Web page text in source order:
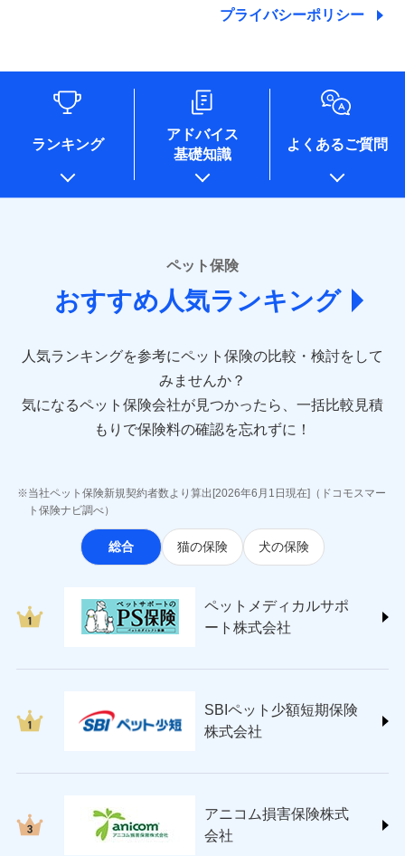
た維持管理等の委託業務遂行のため、またそれらに付帯、関
各種セミナーの開催のため
コンサルティングサービスの実施のため
アンケートやキャンペーン等の実施のため
上記に係る案内・手続き・管理等付帯業務を行うため
* 当社が委託を受けている保険会社の情報は、保険会社
あいおいニッセイ同和損害保険株式会社
(https://www.aioinissaydowa.co.jp/)
アクサ損害保険株式会社 (https://www.axa-
アニコム損害保険株式会社 (https://www.anicom-
東京海上ダイレクト損害保険株式会社
(https://www.e-design.net/)
AIG損害保険株式会社
(https://www.sbisonpo.co.jp/)
ジェイアイ傷害火災保険株式会社
(https://www.jihoken.co.jp/)
ソニー損害保険株式会社
(https://www.sonysonpo.co.jp/)
japan.co.jp/)
ＳＯＭＰＯダイレクト損害保険株式会社
チューリッヒ保険会社 (https://www.zurich.co.jp/)
(https://www.tokiomarine-nichido.co.jp/)
日新火災海上保険株式会社
三井住友海上火災保険株式会社 (https://www.ms-
ins.com/)
三井ダイレクト損害保険株式会社
プライバシーポリシー
ランキング
アドバイス
基礎知識
よくあるご質問
ペット保険
おすすめ人気ランキング
人気ランキングを参考にペット保険の比較・検討をして
みませんか？
気になるペット保険会社が見つかったら、一括比較見積
もりで保険料の確認を忘れずに！
当社ペット保険新規契約者数より算出[2026年6月1日現在]（ドコモスマー
ト保険ナビ調べ）
総合 猫の保険 犬の保険
ペットメディカルサポ
ート株式会社
SBIペット少額短期保険
株式会社
アニコム損害保険株式
会社